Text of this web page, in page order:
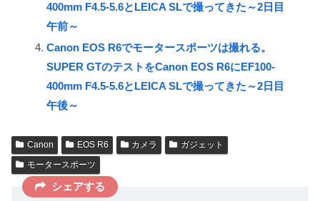
400mm F4.5-5.6とLEICA SLで撮ってきた～2日目
午前～
Canon EOS R6でモータースポーツは撮れる。
SUPER GTのテストをCanon EOS R6にEF100-
400mm F4.5-5.6とLEICA SLで撮ってきた～2日目
午後～
Canon EOS R6 カメラ
ガジェット
モータースポーツ
シェアする